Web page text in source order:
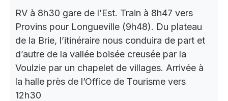
RV à 8h30 gare de l’Est. Train à 8h47 vers
Provins pour Longueville (9h48). Du plateau
de la Brie, l’itinéraire nous conduira de part et
d’autre de la vallée boisée creusée par la
Voulzie par un chapelet de villages. Arrivée à
la halle près de l’Office de Tourisme vers
12h30